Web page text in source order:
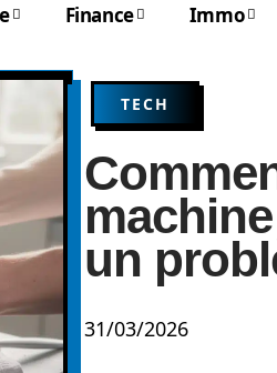
Finance Immo
TECH
un
31/03/2026